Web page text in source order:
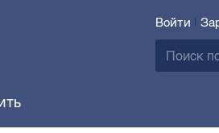
Войти |